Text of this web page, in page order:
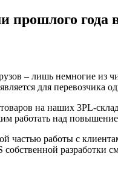
прошлого года
– лишь немногие
для
на наших 3PL-
над
частью работы с
разработки